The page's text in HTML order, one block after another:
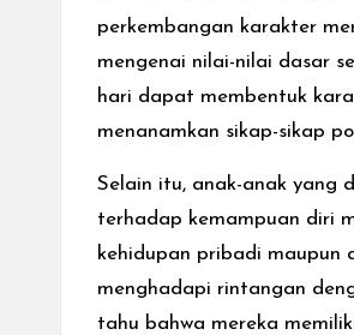
perkembangan karakter
mengenai nilai-nilai dasar
hari dapat membentuk
menanamkan sikap-sikap
Selain itu, anak-anak yang
terhadap kemampuan diri
kehidupan pribadi maupun
menghadapi rintangan
tahu bahwa mereka